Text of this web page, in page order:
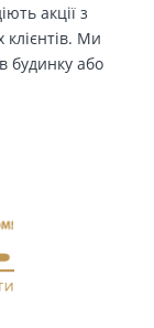
акції з
Ми
будинку або